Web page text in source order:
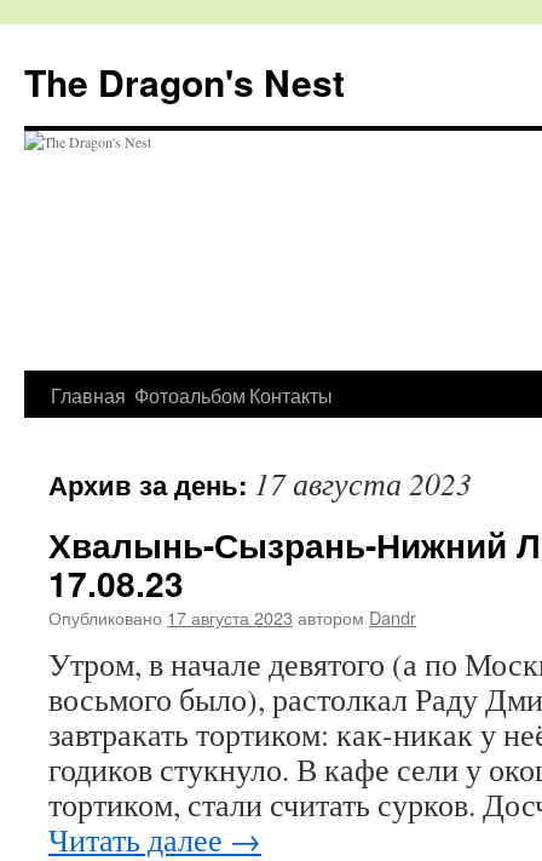
The Dragon's Nest
Перейти
содержимому
Главная Фотоальбом Контакты
Архив за день: 17 августа 2023
Хвалынь-Сызрань-Нижний
17.08.23
Опубликовано 17 августа 2023 автором Dandr
Утром, в начале девятого (а по
восьмого было), растолкал Раду
завтракать тортиком: как-никак у
годиков стукнуло. В кафе сели у
тортиком, стали считать сурков.
Читать далее →